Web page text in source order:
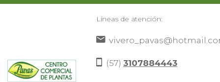
Líneas de atención:
(57) 3107884443